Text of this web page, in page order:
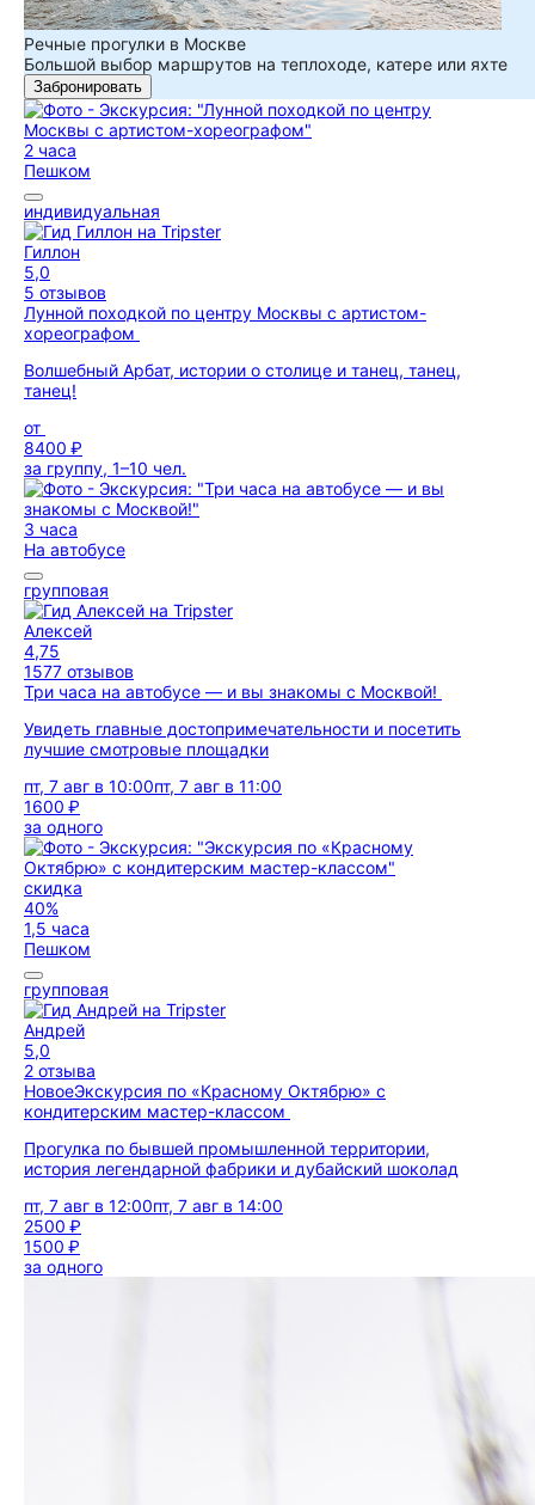
Речные прогулки в Москве
Большой выбор маршрутов на теплоходе, катере или яхте
Забронировать
2 часа
Пешком
индивидуальная
Гиллон
5,0
5 отзывов
Лунной походкой по центру Москвы с артистом-
хореографом
Волшебный Арбат, истории о столице и танец, танец,
танец!
от
8400 ₽
за группу, 1–10 чел.
3 часа
На автобусе
групповая
Алексей
4,75
1577 отзывов
Три часа на автобусе — и вы знакомы с Москвой!
Увидеть главные достопримечательности и посетить
лучшие смотровые площадки
пт, 7 авг в 10:00пт, 7 авг в 11:00
1600 ₽
за одного
скидка
40%
1,5 часа
Пешком
групповая
Андрей
5,0
2 отзыва
НовоеЭкскурсия по «Красному Октябрю» с
кондитерским мастер-классом
Прогулка по бывшей промышленной территории,
история легендарной фабрики и дубайский шоколад
пт, 7 авг в 12:00пт, 7 авг в 14:00
2500 ₽
1500 ₽
за одного